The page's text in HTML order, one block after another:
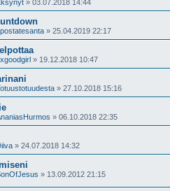
» 03.07.2018 14:44
» 25.04.2019 22:17
» 19.12.2018 10:47
» 27.10.2018 15:16
» 06.10.2018 22:35
» 24.07.2018 14:32
» 13.09.2012 21:15